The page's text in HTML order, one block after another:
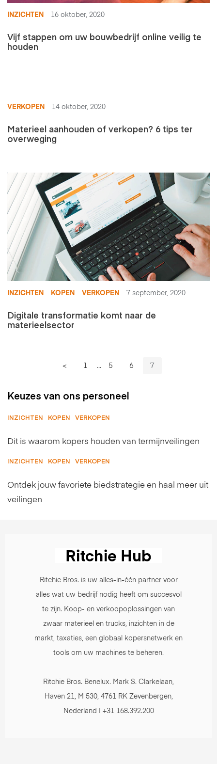
INZICHTEN 16 oktober, 2020
Vijf stappen om uw bouwbedrijf online veilig te
houden
VERKOPEN 14 oktober, 2020
Materieel aanhouden of verkopen? 6 tips ter
overweging
INZICHTEN KOPEN VERKOPEN 7 september, 2020
Digitale transformatie komt naar de
materieelsector
< 1 ... 5 6 7
Keuzes van ons personeel
INZICHTEN KOPEN VERKOPEN
Dit is waarom kopers houden van termijnveilingen
INZICHTEN KOPEN VERKOPEN
Ontdek jouw favoriete biedstrategie en haal meer uit
veilingen
Ritchie Bros. is uw alles-in-één partner voor
alles wat uw bedrijf nodig heeft om succesvol
te zijn. Koop- en verkoopoplossingen van
zwaar materieel en trucks, inzichten in de
markt, taxaties, een globaal kopersnetwerk en
tools om uw machines te beheren.
Ritchie Bros. Benelux. Mark S. Clarkelaan,
Haven 21, M 530, 4761 RK Zevenbergen,
Nederland | +31 168.392.200